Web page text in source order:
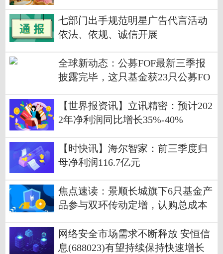
七部门出手规范明星广告代言活动
依法、依规、诚信开展
全球新动态：公募FOF最新三季报
披露完毕，这只基金获23只公募FO
【世界报资讯】立讯精密：预计202
2年净利润同比增长35%-40%
【时快讯】海尔智家：前三季度归
母净利润116.7亿元
焦点速读：景顺长城旗下6只基金产
品参与双环传动定增，认购总成本
网络安全市场需求不断释放 安恒信
息(688023)有望持续保持快速增长